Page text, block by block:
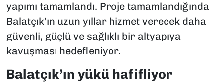
yapımı tamamlandı. Proje tamamlandığında
Balatçık’ın uzun yıllar hizmet verecek daha
güvenli, güçlü ve sağlıklı bir altyapıya
kavuşması hedefleniyor.
Balatçık’ın yükü hafifliyor